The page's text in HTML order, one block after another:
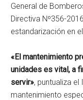
General de
Directiva Nº356-
estandarización en
«El mantenimiento
unidades es vital, a
servir», puntualiza el
mantenimiento